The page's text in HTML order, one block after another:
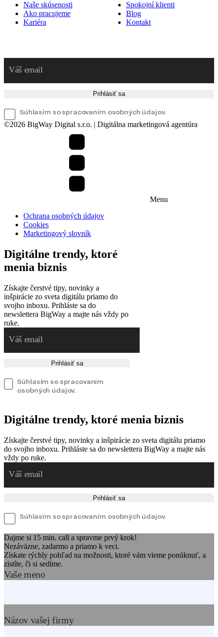
Naše skúsenosti
Spokojní klienti
Ako pracujeme
Blog
Kariéra
Kontakt
Prihlásiť sa
Súhlasím so spracovaním osobných údajov.
©2026 BigWay Digital s.r.o. | Digitálna marketingová agentúra
Menu
Ochrana osobných údajov
Cookies
Marketingový slovník
Digitálne trendy, ktoré
menia biznis
Získajte čerstvé tipy, novinky a
inšpirácie zo sveta digitálu priamo do
svojho inboxu. Prihláste sa do
newslettera BigWay a majte nás vždy po
ruke.
Prihlásiť sa
Súhlasím so spracovaním
osobných údajov.
Digitálne trendy, ktoré menia biznis
Získajte čerstvé tipy, novinky a inšpirácie zo sveta digitálu priamo
do svojho inboxu. Prihláste sa do newslettera BigWay a majte nás
vždy po ruke.
Prihlásiť sa
Súhlasím so spracovaním osobných údajov.
Dajme si 15 min. call a spravme prvý krok!
Nezáväzne, zadarmo a priamo k veci.
Získate rýchly pohľad na možnosti, ktoré vám vieme ponúknuť, a
zistíte, či si sedíme.
Vaše meno
Názov vašej firmy